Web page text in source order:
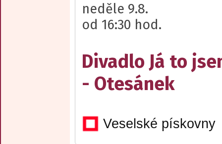
neděle 9.8.
od 16:30 hod.
Divadlo Já to
- Otesánek
Veselské pískovny